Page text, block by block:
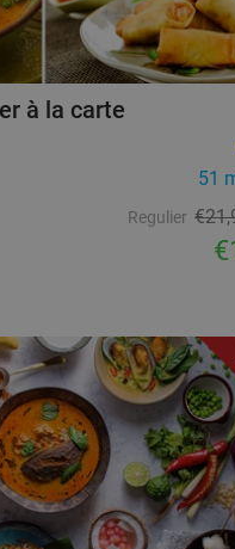
à la carte
51
Regulier